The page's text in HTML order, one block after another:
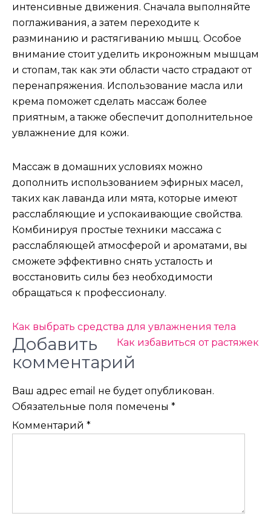
интенсивные движения. Сначала выполняйте
поглаживания, а затем переходите к
разминанию и растягиванию мышц. Особое
внимание стоит уделить икроножным мышцам
и стопам, так как эти области часто страдают от
перенапряжения. Использование масла или
крема поможет сделать массаж более
приятным, а также обеспечит дополнительное
увлажнение для кожи.
Массаж в домашних условиях можно
дополнить использованием эфирных масел,
таких как лаванда или мята, которые имеют
расслабляющие и успокаивающие свойства.
Комбинируя простые техники массажа с
расслабляющей атмосферой и ароматами, вы
сможете эффективно снять усталость и
восстановить силы без необходимости
обращаться к профессионалу.
Навигация
по
записям
Как выбрать средства для увлажнения тела
Как избавиться от растяжек
Добавить
комментарий
Ваш адрес email не будет опубликован.
Обязательные поля помечены *
Комментарий *